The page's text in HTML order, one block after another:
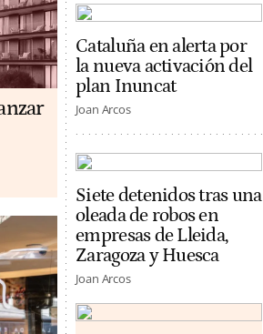
Cataluña en alerta por
la nueva activación del
plan Inuncat
Joan Arcos
Siete detenidos tras una
oleada de robos en
empresas de Lleida,
Zaragoza y Huesca
Joan Arcos